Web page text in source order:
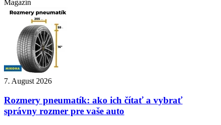
Magazín
7. August 2026
Rozmery pneumatík: ako ich čítať a vybrať
správny rozmer pre vaše auto